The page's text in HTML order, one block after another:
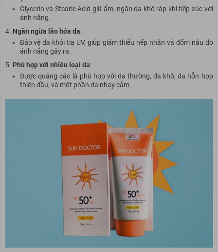
Glycerin và Stearic Acid giữ ẩm, ngăn da khô ráp khi tiếp xúc với
ánh nắng.
Ngăn ngừa lão hóa da:
Bảo vệ da khỏi tia UV, giúp giảm thiểu nếp nhăn và đốm nâu do
ánh nắng gây ra.
Phù hợp với nhiều loại da:
Được quảng cáo là phù hợp với da thường, da khô, da hỗn hợp
thiên dầu, và một phần da nhạy cảm.